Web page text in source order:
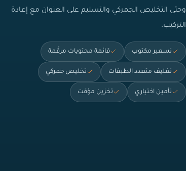
وحتى التخليص الجمركي والتسليم على العنوان مع إعادة
التركيب.
تسعير مكتوب قائمة محتويات مرقّمة
تغليف متعدد الطبقات تخليص جمركي
تأمين اختياري تخزين مؤقت